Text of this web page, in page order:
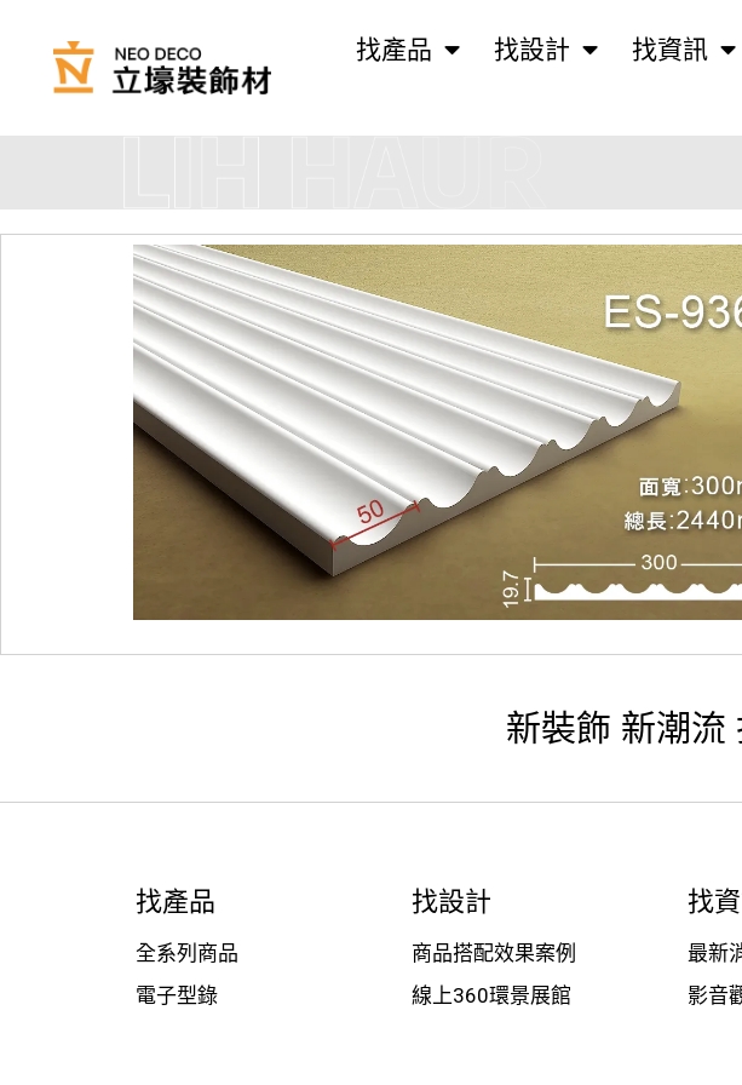
找產品 找設計 找資訊
新裝飾 新潮流
找產品
全系列商品
電子型錄
找設計
商品搭配效果案例
線上360環景展館
找
最新
影音